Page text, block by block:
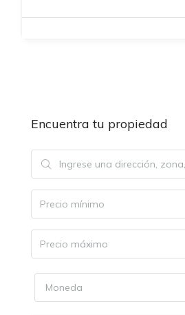
Encuentra tu propiedad
Moneda